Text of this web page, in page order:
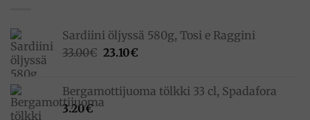
Sardiini öljyssä 580g, Tosi e Raggini
33.00€ Alkuperäinen
33.00€.
23.10€Nykyinen
23.10€.
Bergamottijuoma tölkki 33 cl, Spadafora
3.20€